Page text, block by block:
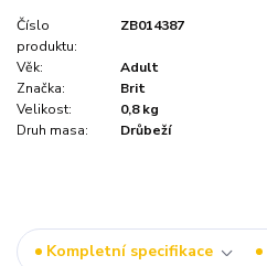
Číslo
produktu:
ZB014387
Věk:
Adult
Značka:
Brit
Velikost:
0,8 kg
Druh masa:
Drůbeží
Kompletní specifikace